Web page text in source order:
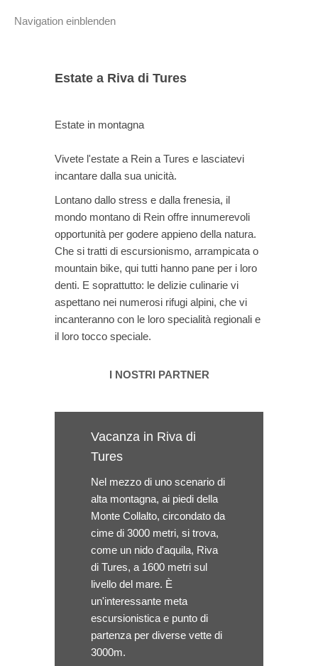
Navigation einblenden
Estate a Riva di Tures
Estate in montagna
Vivete l'estate a Rein a Tures e lasciatevi
incantare dalla sua unicità.
Lontano dallo stress e dalla frenesia, il
mondo montano di Rein offre innumerevoli
opportunità per godere appieno della natura.
Che si tratti di escursionismo, arrampicata o
mountain bike, qui tutti hanno pane per i loro
denti. E soprattutto: le delizie culinarie vi
aspettano nei numerosi rifugi alpini, che vi
incanteranno con le loro specialità regionali e
il loro tocco speciale.
I NOSTRI PARTNER
Vacanza in Riva di
Tures
Nel mezzo di uno scenario di
alta montagna, ai piedi della
Monte Collalto, circondato da
cime di 3000 metri, si trova,
come un nido d'aquila, Riva
di Tures, a 1600 metri sul
livello del mare. È
un'interessante meta
escursionistica e punto di
partenza per diverse vette di
3000m.